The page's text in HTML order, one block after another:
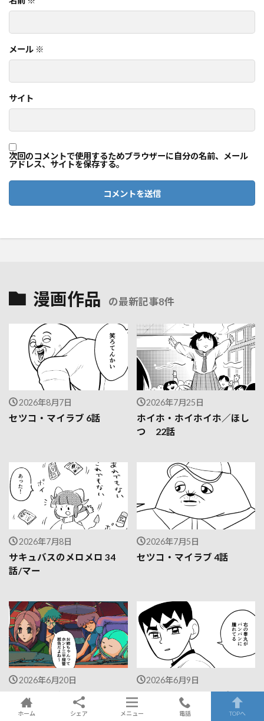
メール ※
サイト
次回のコメントで使用するためブラウザーに自分の名前、メール
アドレス、サイトを保存する。
漫画作品 の最新記事8件
2026年8月7日
セツコ・マイラブ 6話
2026年7月25日
ホイホ・ホイホイホ／ほし
つ 22話
2026年7月8日
サキュバスのメロメロ 34
話/マー
2026年7月5日
セツコ・マイラブ 4話
2026年6月20日
ナースのキクミカワさん 13
2026年6月9日
プレスリーハウス ～真夏の
夜の夢～/ジョハン
ホーム シェア メニュー 電話 TOPへ